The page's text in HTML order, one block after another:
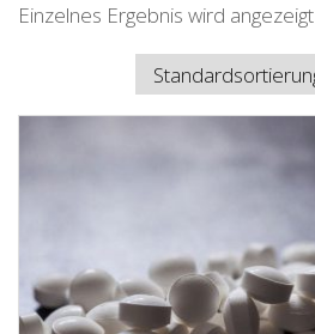
Einzelnes Ergebnis wird angezeigt